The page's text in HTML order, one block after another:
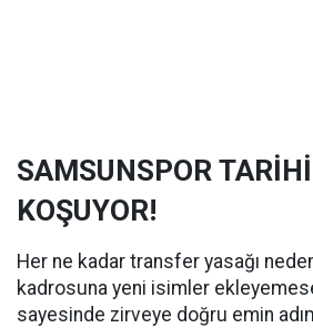
SAMSUNSPOR
KOŞUYOR!
Her ne kadar transfer yasağı
kadrosuna yeni isimler
sayesinde zirveye doğru emin